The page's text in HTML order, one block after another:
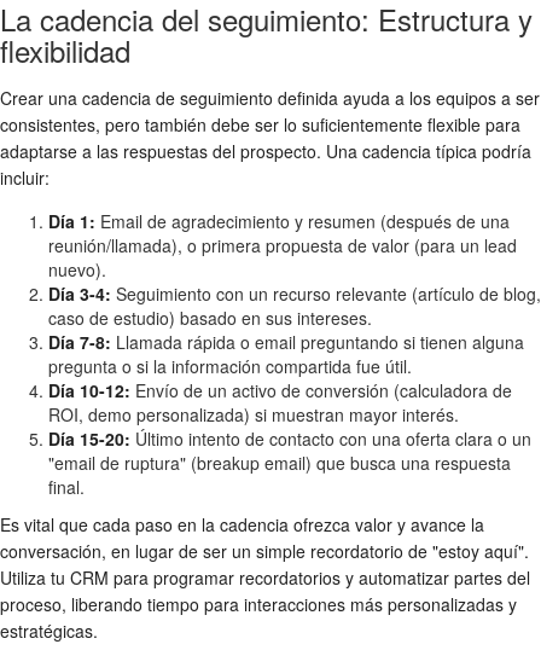
La cadencia del seguimiento: Estructura y
flexibilidad
Crear una cadencia de seguimiento definida ayuda a los equipos a ser
consistentes, pero también debe ser lo suficientemente flexible para
adaptarse a las respuestas del prospecto. Una cadencia típica podría
incluir:
Día 1: Email de agradecimiento y resumen (después de una
reunión/llamada), o primera propuesta de valor (para un lead
nuevo).
Día 3-4: Seguimiento con un recurso relevante (artículo de blog,
caso de estudio) basado en sus intereses.
Día 7-8: Llamada rápida o email preguntando si tienen alguna
pregunta o si la información compartida fue útil.
Día 10-12: Envío de un activo de conversión (calculadora de
ROI, demo personalizada) si muestran mayor interés.
Día 15-20: Último intento de contacto con una oferta clara o un
"email de ruptura" (breakup email) que busca una respuesta
final.
Es vital que cada paso en la cadencia ofrezca valor y avance la
conversación, en lugar de ser un simple recordatorio de "estoy aquí".
Utiliza tu CRM para programar recordatorios y automatizar partes del
proceso, liberando tiempo para interacciones más personalizadas y
estratégicas.